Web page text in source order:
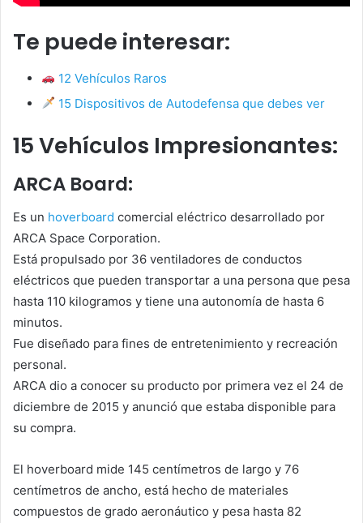
Te puede interesar:
12 Vehículos Raros
15 Dispositivos de Autodefensa que debes ver
15 Vehículos Impresionantes:
ARCA Board:
Es un hoverboard comercial eléctrico desarrollado por
ARCA Space Corporation.
Está propulsado por 36 ventiladores de conductos
eléctricos que pueden transportar a una persona que pesa
hasta 110 kilogramos y tiene una autonomía de hasta 6
minutos.
Fue diseñado para fines de entretenimiento y recreación
personal.
ARCA dio a conocer su producto por primera vez el 24 de
diciembre de 2015 y anunció que estaba disponible para
su compra.
El hoverboard mide 145 centímetros de largo y 76
centímetros de ancho, está hecho de materiales
compuestos de grado aeronáutico y pesa hasta 82